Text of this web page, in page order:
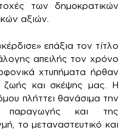
των δημοκρατικών
αξιών.
επάξια τον τίτλο
απειλής τον χρόνο
χτυπήματα ήρθαν
ζωής και σκέψης μας. Η
πλήττει θανάσιμα την
παραγωγής και της
το μεταναστευτικό και